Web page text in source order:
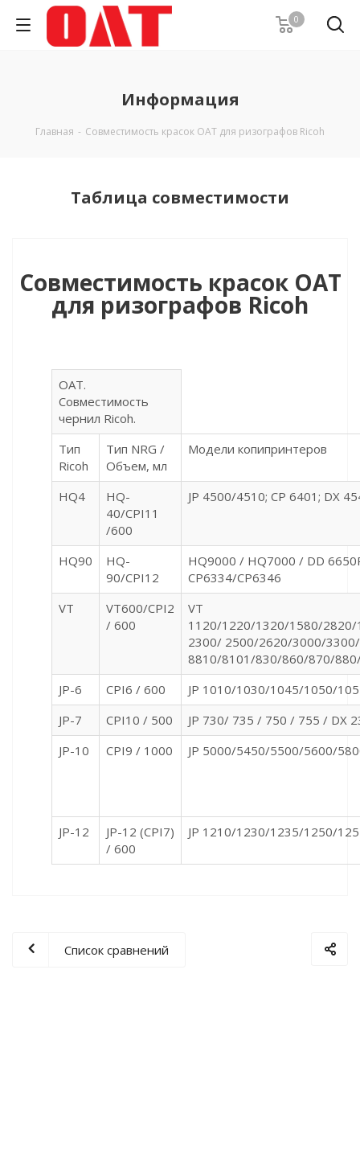
0
Информация
Главная - Совместимость красок OAT для ризографов Ricoh
Таблица совместимости
Совместимость красок OAT
для ризографов Ricoh
OAT.
Совместимость
чернил Ricoh.
Тип
Ricoh
Тип NRG /
Объем, мл
Модели копипринтеров
HQ4
HQ-
40/CPI11
/600
JP 4500/4510; CP 6401; DX
HQ90
HQ-
90/CPI12
HQ9000 / HQ7000 / DD
CP6334/CP6346
VT
VT600/CPI2
/ 600
VT
1120/1220/1320/1580/
2300/ 2500/2620/3000/
8810/8101/830/860/870/
JP-6
CPI6 / 600
JP 1010/1030/1045/1050/
JP-7
CPI10 / 500
JP 730/ 735 / 750 / 755 / DX
JP-10
CPI9 / 1000 JP 5000/5450/5500/5600/
JP-12
JP-12 (CPI7)
/ 600
JP 1210/1230/1235/1250/
Список сравнений